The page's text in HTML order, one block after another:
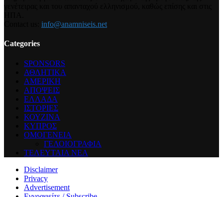
info@anamniseis.net
Categories
SPONSORS
ΑΘΛΗΤΙΚΑ
ΑΜΕΡΙΚΗ
ΑΠΟΨΕΙΣ
ΕΛΛΑΔΑ
ΙΣΤΟΡΙΕΣ
ΚΟΥΖΙΝΑ
ΚΥΠΡΟΣ
ΟΜΟΓΕΝΕΙΑ
ΓΕΛΟΙΟΓΡΑΦΙΑ
ΤΕΛΕΥΤΑΙΑ ΝΕΑ
Disclaimer
Privacy
Advertisement